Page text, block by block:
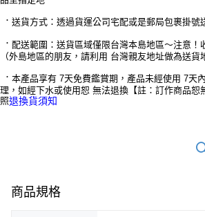
． 送貨方式：透過貨運公司宅配或是郵局包裹掛號
． 配送範圍：送貨區域僅限台灣本島地區～注意！
（外島地區的朋友，請利用 台灣親友地址做為送貨
． 本產品享有 7天免費鑑賞期，產品未經使用 7天
理，如經下水或使用恕 無法退換【註：訂作商品
照退換貨須知
商品規格